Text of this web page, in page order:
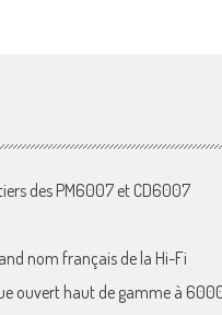
des PM6007 et CD6007
nom français de la Hi-Fi
ouvert haut de gamme à